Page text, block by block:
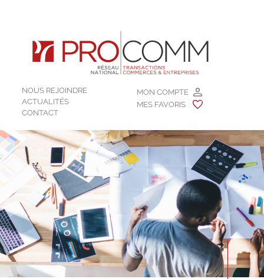
MON COMPTE
MES FAVORIS
NOUS REJOINDRE
ACTUALITÉS
CONTACT